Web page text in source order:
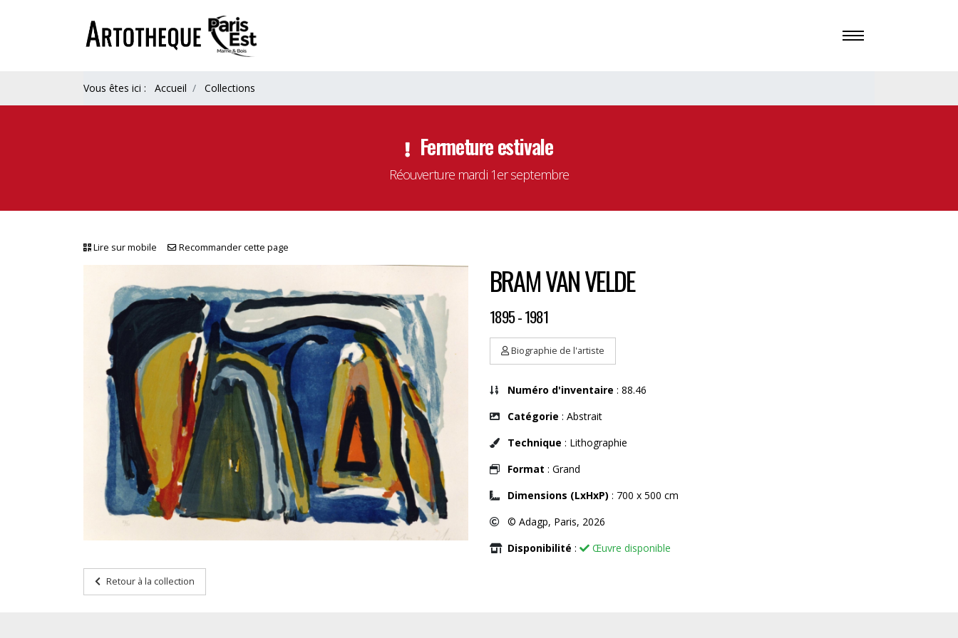
Vous êtes ici : Accueil Collections
Fermeture estivale
Réouverture mardi 1er septembre
Lire sur mobile Recommander cette page
BRAM VAN VELDE
1895 - 1981
Biographie de l'artiste
Numéro d'inventaire : 88.46
Catégorie : Abstrait
Technique : Lithographie
Format : Grand
Dimensions (LxHxP) : 700 x 500 cm
© Adagp, Paris, 2026
Disponibilité : Œuvre disponible
Retour à la collection